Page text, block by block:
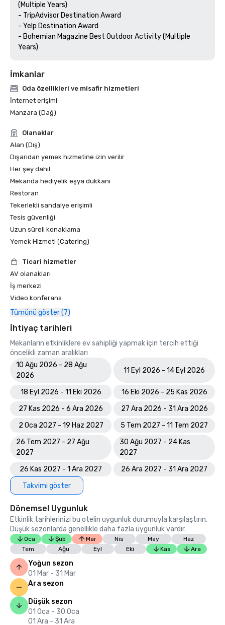
(Multiple Years)
- TripAdvisor Destination Award
- Yelp Destination Award
- Bohemian Magazine Best Outdoor Activity (Multiple
İmkanlar
Oda özellikleri ve misafir hizmetleri
İnternet erişimi
Manzara (Dağ)
Olanaklar
Alan (Dış)
Dışarıdan yemek hizmetine izin verilir
Her şey dahil
Mekanda hediyelik eşya dükkanı
Restoran
Tekerlekli sandalye erişimli
Tesis güvenliği
Uzun süreli konaklama
Yemek Hizmeti (Catering)
Ticari hizmetler
AV olanakları
İş merkezi
Video konferans
Tümünü göster (7)
İhtiyaç tarihleri
Mekanların etkinliklere ev sahipliği yapmak için tercih ettiği
öncelikli zaman aralıkları
10 Ağu 2026 - 28 Ağu
2026
11 Eyl 2026 - 14 Eyl 2026
18 Eyl 2026 - 11 Eki 2026
16 Eki 2026 - 25 Kas 2026
27 Kas 2026 - 6 Ara 2026
27 Ara 2026 - 31 Ara 2026
2 Oca 2027 - 19 Haz 2027
5 Tem 2027 - 11 Tem 2027
26 Tem 2027 - 27 Ağu
2027
30 Ağu 2027 - 24 Kas
2027
26 Kas 2027 - 1 Ara 2027
26 Ara 2027 - 31 Ara 2027
Takvimi göster
Dönemsel Uygunluk
Etkinlik tarihlerinizi bu otelin uygunluk durumuyla karşılaştırın.
Düşük sezonlarda genellikle daha fazla uygunluk vardır.
Oca Şub Mar Nis May
Haz
Tem
Ağu Eyl Eki Kas Ara
Yoğun sezon
01 Mar - 31 Mar
Ara sezon
Düşük sezon
01 Oca - 30 Oca
01 Ara - 31 Ara